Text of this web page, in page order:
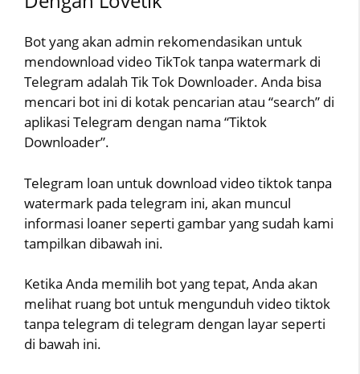
Bot yang akan admin rekomendasikan untuk
mendownload video TikTok tanpa watermark di
Telegram adalah Tik Tok Downloader. Anda bisa
mencari bot ini di kotak pencarian atau “search” di
aplikasi Telegram dengan nama “Tiktok
Downloader”.
Telegram loan untuk download video tiktok tanpa
watermark pada telegram ini, akan muncul
informasi loaner seperti gambar yang sudah kami
tampilkan dibawah ini.
Ketika Anda memilih bot yang tepat, Anda akan
melihat ruang bot untuk mengunduh video tiktok
tanpa telegram di telegram dengan layar seperti
di bawah ini.